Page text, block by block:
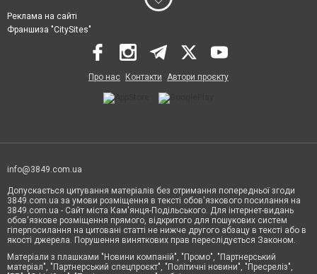
Реклама на сайті
Франшиза "CitySites"
Про нас Контакти Автори проєкту
info@3849.com.ua
Допускається цитування матеріалів без отримання попередньої згоди
3849.com.ua за умови розміщення в тексті обов'язкового посилання на
3849.com.ua - Сайт міста Кам'янця-Подільського. Для інтернет-видань
обов'язкове розміщення прямого, відкритого для пошукових систем
гіперпосилання на цитовані статті не нижче другого абзацу в тексті або в
якості джерела. Порушення виняткових прав переслідується Законом.
Матеріали з плашками "Новини компаній", "Промо", "Партнерський
матеріал", "Партнерський спецпроєкт", "Політичні новини", "Пресреліз",